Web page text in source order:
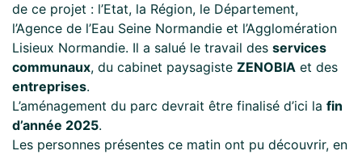
de ce projet : l’Etat, la Région, le Département,
l’Agence de l’Eau Seine Normandie et l’Agglomération
Lisieux Normandie. Il a salué le travail des services
communaux, du cabinet paysagiste ZENOBIA et des
entreprises.
L’aménagement du parc devrait être finalisé d’ici la fin
d’année 2025.
Les personnes présentes ce matin ont pu découvrir, en